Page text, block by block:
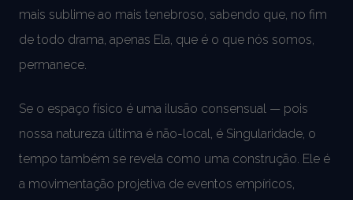
mais sublime ao mais tenebroso, sabendo que, no fim
de todo drama, apenas Ela, que é o que nós somos,
permanece.
Se o espaço físico é uma ilusão consensual — pois
nossa natureza última é não-local, é Singularidade, o
tempo também se revela como uma construção. Ele é
a movimentação projetiva de eventos empíricos,